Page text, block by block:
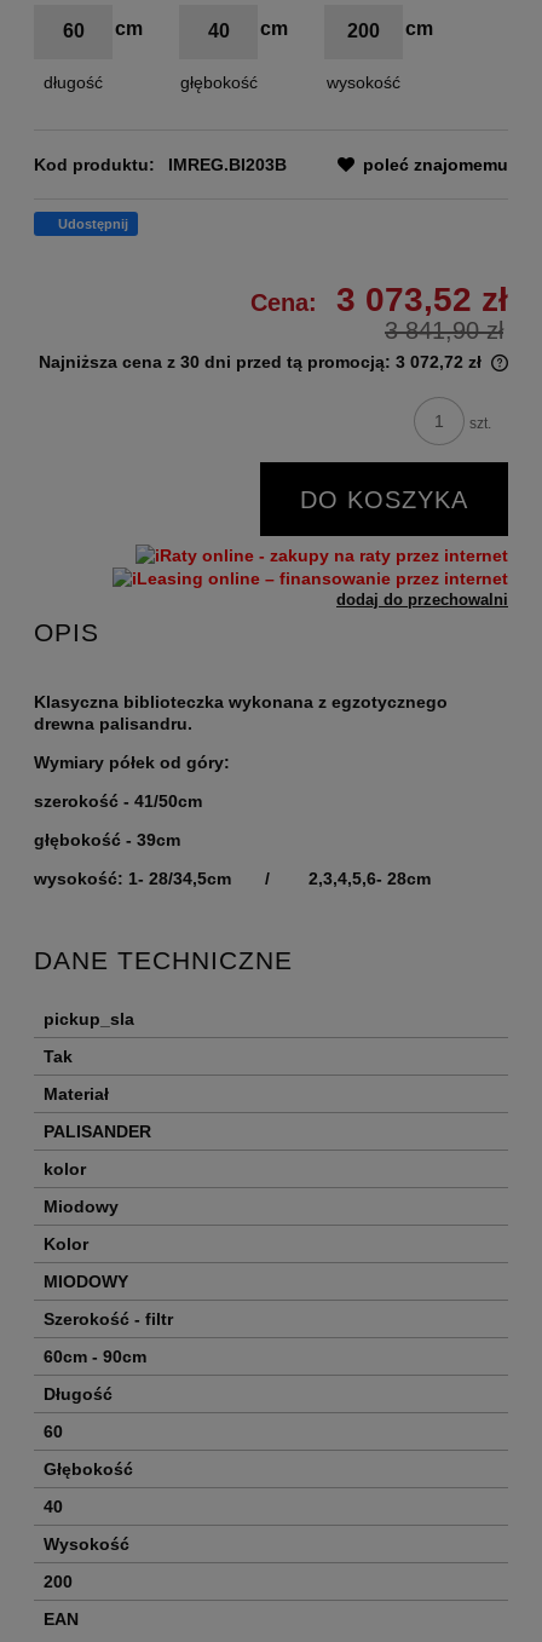
60
długość
40
głębokość
200
wysokość
Kod produktu: IMREG.BI203B poleć znajomemu
Udostępnij
Cena: 3 073,52 zł
3 841,90 zł
Najniższa cena z 30 dni przed tą promocją: 3 072,72 zł
szt.
DO KOSZYKA
dodaj do przechowalni
OPIS
Klasyczna biblioteczka wykonana z egzotycznego
drewna palisandru.
Wymiary półek od góry:
szerokość - 41/50cm
głębokość - 39cm
wysokość: 1- 28/34,5cm / 2,3,4,5,6- 28cm
DANE TECHNICZNE
pickup_sla
Tak
Materiał
PALISANDER
kolor
Miodowy
Kolor
MIODOWY
Szerokość - filtr
60cm - 90cm
Długość
60
Głębokość
40
Wysokość
200
EAN